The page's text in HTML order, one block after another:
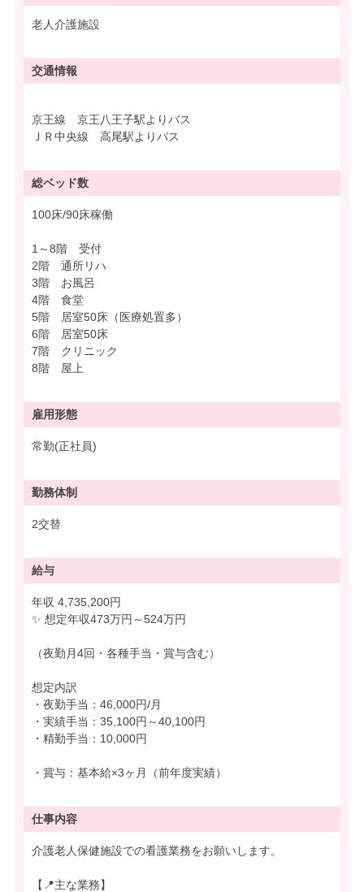
老人介護施設
交通情報
京王線 京王八王子駅よりバス
ＪＲ中央線 高尾駅よりバス
総ベッド数
100床/90床稼働
1～8階 受付
2階 通所リハ
3階 お風呂
4階 食堂
5階 居室50床（医療処置多）
6階 居室50床
7階 クリニック
8階 屋上
雇用形態
常勤(正社員)
勤務体制
2交替
給与
年収 4,735,200円
✨ 想定年収473万円～524万円
（夜勤月4回・各種手当・賞与含む）
想定内訳
・夜勤手当：46,000円/月
・実績手当：35,100円～40,100円
・精勤手当：10,000円
・賞与：基本給×3ヶ月（前年度実績）
仕事内容
介護老人保健施設での看護業務をお願いします。
【📍主な業務】